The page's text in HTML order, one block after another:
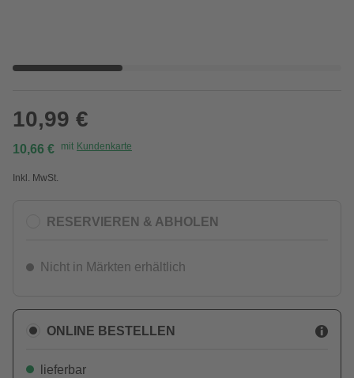
10,99 €
10,66 € mit Kundenkarte
Inkl. MwSt.
RESERVIEREN & ABHOLEN
Nicht in Märkten erhältlich
ONLINE BESTELLEN
lieferbar